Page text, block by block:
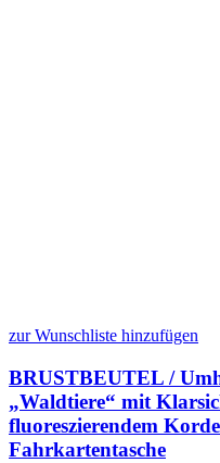
zur Wunschliste hinzufügen
BRUSTBEUTEL /
„Waldtiere“ mit
fluoreszierendem
Fahrkartentasche